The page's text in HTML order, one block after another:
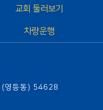
교회 둘러보기
차량운행
(영등동) 54628